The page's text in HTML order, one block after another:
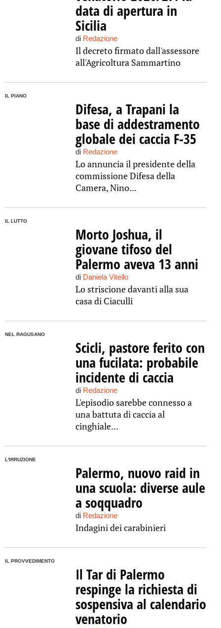
data di apertura in
Sicilia
di Redazione
Il decreto firmato dall'assessore
all'Agricoltura Sammartino
IL PIANO
Difesa, a Trapani la
base di addestramento
globale dei caccia F-35
di Redazione
Lo annuncia il presidente della
commissione Difesa della
Camera, Nino...
IL LUTTO
Morto Joshua, il
giovane tifoso del
Palermo aveva 13 anni
di Daniela Vitello
Lo striscione davanti alla sua
casa di Ciaculli
NEL RAGUSANO
Scicli, pastore ferito con
una fucilata: probabile
incidente di caccia
di Redazione
L'episodio sarebbe connesso a
una battuta di caccia al
cinghiale...
L'IRRUZIONE
Palermo, nuovo raid in
una scuola: diverse aule
a soqquadro
di Redazione
Indagini dei carabinieri
IL PROVVEDIMENTO
Il Tar di Palermo
respinge la richiesta di
sospensiva al calendario
venatorio